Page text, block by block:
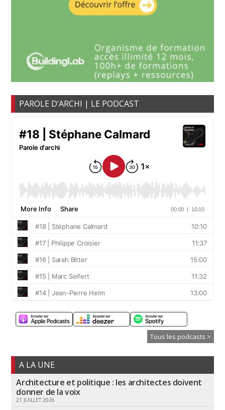
PAROLE D’ARCHI | LE PODCAST
Tous les podcasts >
A LA UNE
Architecture et politique : les architectes doivent
donner de la voix
21 JUILLET 2026